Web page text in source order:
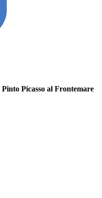
Pinto Picasso al Frontemare